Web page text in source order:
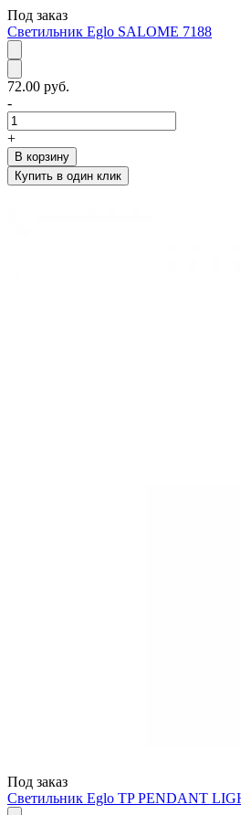
Под заказ
Светильник Eglo SALOME 7188
72.00 руб.
-
+
В корзину
Купить в один клик
Под заказ
Светильник Eglo TP PENDANT